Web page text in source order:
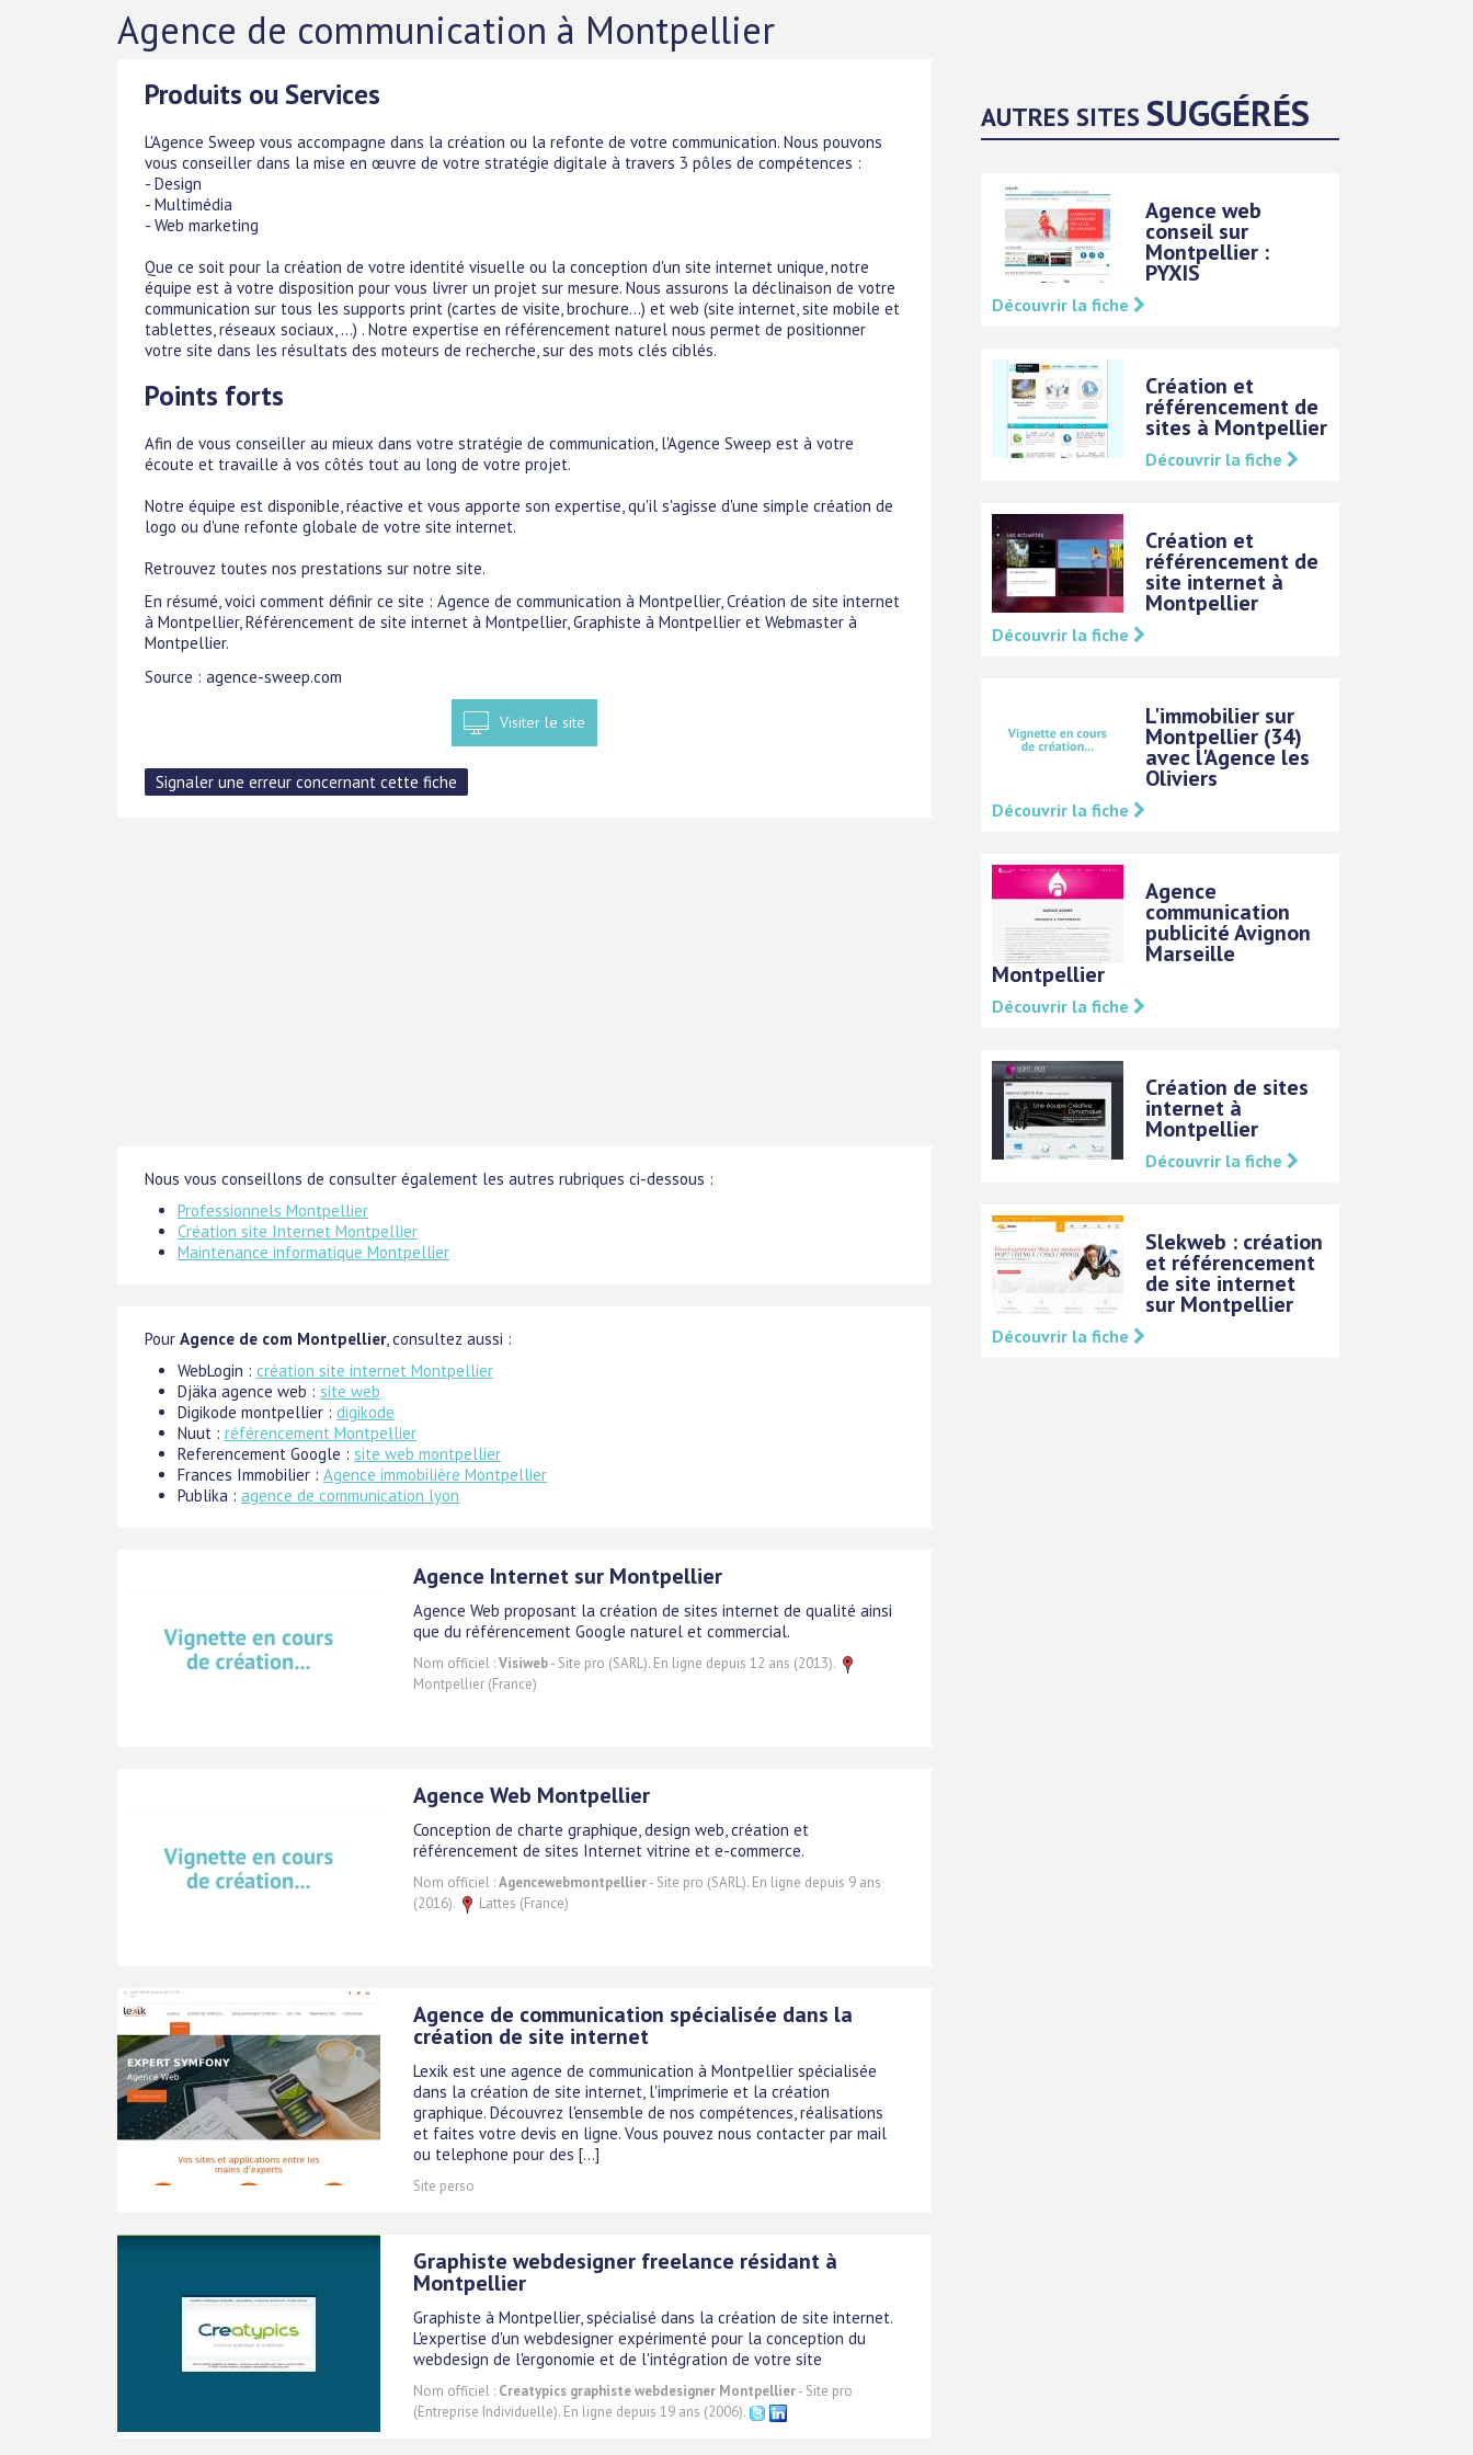
Agence de communication à Montpellier
Produits ou Services
L'Agence Sweep vous accompagne dans la création ou la refonte de votre communication. Nous pouvons
vous conseiller dans la mise en œuvre de votre stratégie digitale à travers 3 pôles de compétences :
- Design
- Multimédia
- Web marketing
Que ce soit pour la création de votre identité visuelle ou la conception d'un site internet unique, notre
équipe est à votre disposition pour vous livrer un projet sur mesure. Nous assurons la déclinaison de votre
communication sur tous les supports print (cartes de visite, brochure...) et web (site internet, site mobile et
tablettes, réseaux sociaux, ...) . Notre expertise en référencement naturel nous permet de positionner
votre site dans les résultats des moteurs de recherche, sur des mots clés ciblés.
Points forts
Afin de vous conseiller au mieux dans votre stratégie de communication, l'Agence Sweep est à votre
écoute et travaille à vos côtés tout au long de votre projet.
Notre équipe est disponible, réactive et vous apporte son expertise, qu'il s'agisse d'une simple création de
logo ou d'une refonte globale de votre site internet.
Retrouvez toutes nos prestations sur notre site.
En résumé, voici comment définir ce site : Agence de communication à Montpellier, Création de site internet
à Montpellier, Référencement de site internet à Montpellier, Graphiste à Montpellier et Webmaster à
Montpellier.
Source : agence-sweep.com
Visiter le site
Nous vous conseillons de consulter également les autres rubriques ci-dessous :
Professionnels Montpellier
Création site Internet Montpellier
Maintenance informatique Montpellier
Pour Agence de com Montpellier, consultez aussi :
WebLogin : création site internet Montpellier
Djäka agence web : site web
Digikode montpellier : digikode
Nuut : référencement Montpellier
Referencement Google : site web montpellier
Frances Immobilier : Agence immobilière Montpellier
Publika : agence de communication lyon
Agence Internet sur Montpellier
Agence Web proposant la création de sites internet de qualité ainsi
que du référencement Google naturel et commercial.
Nom officiel :Visiweb- Site pro (SARL). En ligne depuis 12 ans (2013).
Montpellier (France)
Agence Web Montpellier
Conception de charte graphique, design web, création et
référencement de sites Internet vitrine et e-commerce.
Nom officiel :Agencewebmontpellier- Site pro (SARL). En ligne depuis 9 ans
(2016).
Lattes (France)
Agence de communication spécialisée dans la
création de site internet
Lexik est une agence de communication à Montpellier spécialisée
dans la création de site internet, l'imprimerie et la création
graphique. Découvrez l'ensemble de nos compétences, réalisations
et faites votre devis en ligne. Vous pouvez nous contacter par mail
ou telephone pour des [...]
Site perso
Graphiste webdesigner freelance résidant à
Montpellier
Graphiste à Montpellier, spécialisé dans la création de site internet.
L'expertise d'un webdesigner expérimenté pour la conception du
webdesign de l'ergonomie et de l'intégration de votre site
Nom officiel : Creatypics graphiste webdesigner Montpellier- Site pro
(Entreprise Individuelle). En ligne depuis 19 ans (2006).
AUTRES SITESSUGGÉRÉS
Agence web
conseil sur
Montpellier :
PYXIS
Découvrir la fiche
Création et
référencement de
sites à Montpellier
Découvrir la fiche
Création et
référencement de
site internet à
Montpellier
Découvrir la fiche
L'immobilier sur
Montpellier (34)
avec l'Agence les
Oliviers
Découvrir la fiche
Agence
communication
publicité Avignon
Marseille
Montpellier
Découvrir la fiche
Création de sites
internet à
Montpellier
Découvrir la fiche
Slekweb : création
et référencement
de site internet
sur Montpellier
Découvrir la fiche